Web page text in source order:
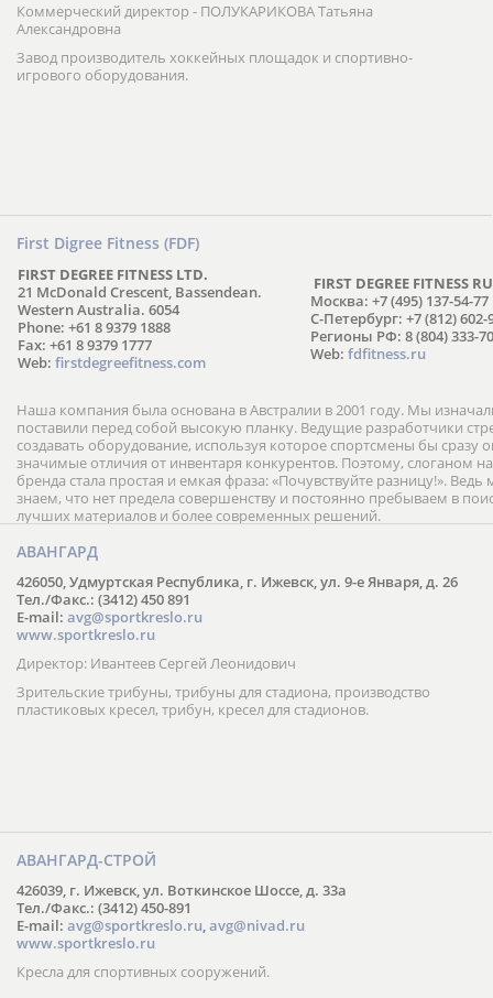
Коммерческий директор - ПОЛУКАРИКОВА Татьяна
Александровна
Завод производитель хоккейных площадок и спортивно-
игрового оборудования.
First Digree Fitness (FDF)
FIRST DEGREE FITNESS LTD.
21 McDonald Crescent, Bassendean.
Western Australia. 6054
Phone: +61 8 9379 1888
Fax: +61 8 9379 1777
Web: firstdegreefitness.com
FIRST DEGREE FITNESS
Москва: +7 (495) 137-54-77
С-Петербург: +7 (812) 602-
Регионы РФ: 8 (804) 333-
Web: fdfitness.ru
Наша компания была основана в Австралии в 2001 году. Мы
поставили перед собой высокую планку. Ведущие разработчики
создавать оборудование, используя которое спортсмены бы сразу
значимые отличия от инвентаря конкурентов. Поэтому, слоганом
бренда стала простая и емкая фраза: «Почувствуйте разницу!».
знаем, что нет предела совершенству и постоянно пребываем в
лучших материалов и более современных решений.
АВАНГАРД
426050, Удмуртская Республика, г. Ижевск, ул. 9-е Января, д. 26
Тел./Факс.: (3412) 450 891
E-mail: avg@sportkreslo.ru
www.sportkreslo.ru
Директор: Ивантеев Сергей Леонидович
Зрительские трибуны, трибуны для стадиона, производство
пластиковых кресел, трибун, кресел для стадионов.
АВАНГАРД-СТРОЙ
426039, г. Ижевск, ул. Воткинское Шоссе, д. 33а
Тел./Факс.: (3412) 450-891
E-mail: avg@sportkreslo.ru,avg@nivad.ru
www.sportkreslo.ru
Кресла для спортивных сооружений.